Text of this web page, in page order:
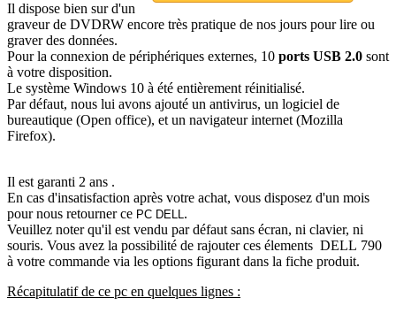
Il dispose bien sur d'un
graveur de DVDRW encore très pratique de nos jours pour lire ou
graver des données.
Pour la connexion de périphériques externes, 10 ports USB 2.0 sont
à votre disposition.
Le système Windows 10 à été entièrement réinitialisé.
Par défaut, nous lui avons ajouté un antivirus, un logiciel de
bureautique (Open office), et un navigateur internet (Mozilla
Firefox).
Il est garanti 2 ans .
En cas d'insatisfaction après votre achat, vous disposez d'un mois
pour nous retourner ce PC DELL.
Veuillez noter qu'il est vendu par défaut sans écran, ni clavier, ni
souris. Vous avez la possibilité de rajouter ces élements DELL 790
à votre commande via les options figurant dans la fiche produit.
Récapitulatif de ce pc en quelques lignes :